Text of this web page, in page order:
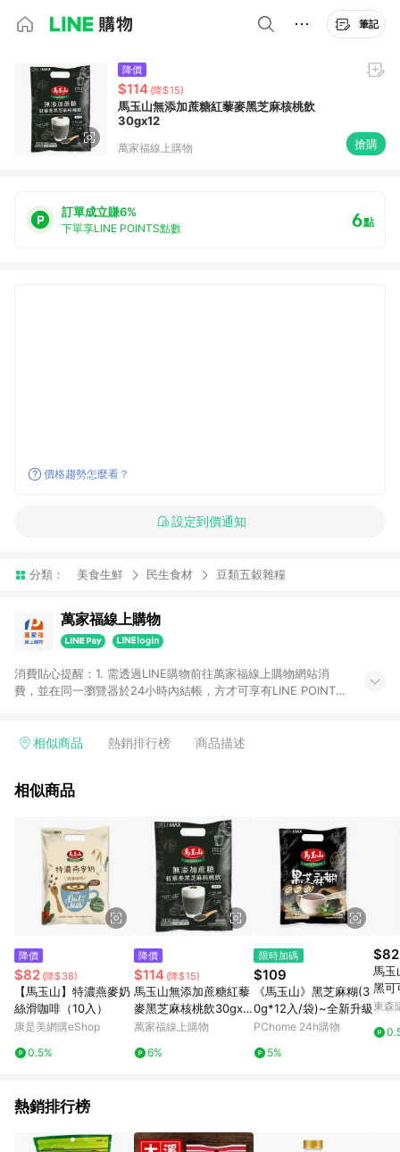
筆記
降價
$114 (降$15)
馬玉山無添加蔗糖紅藜麥黑芝麻核桃飲
30gx12
萬家福線上購物 搶購
訂單成立賺6%
下單享LINE POINTS點數 6點
價格趨勢怎麼看？
設定到價通知
分類： 美食生鮮 民生食材 豆類五穀雜糧
萬家福線上購物
消費貼心提醒：1. 需透過LINE購物前往萬家福線上購物網站消
費，並在同一瀏覽器於24小時內結帳，方才可享有LINE POINTS
4. 不具回饋資格種類商品：電子禮券。 5. 回饋點數計算將排除訂
錄，相關問題請於保留時間內聯絡客服中心，並由康達盛通生活
提供簡單、快速、輕鬆的購物流程及體驗，將不定期推出精選、
話題性或期間限定商品來滿足您的喜好。
相似商品 熱銷排行榜 商品描述
相似商品
降價
$82 (降$38)
【馬玉山】特濃燕麥奶
絲滑咖啡（10入）
康是美網購eShop
0.5%
降價
$114 (降$15)
馬玉山無添加蔗糖紅藜
麥黑芝麻核桃飲30gx1
2
萬家福線上購物
6%
限時加碼
$109
《馬玉山》黑芝麻糊(3
0g*12入/袋)~全新升級
PChome 24h購物
5%
$82
馬玉
黑可
東森
熱銷排行榜